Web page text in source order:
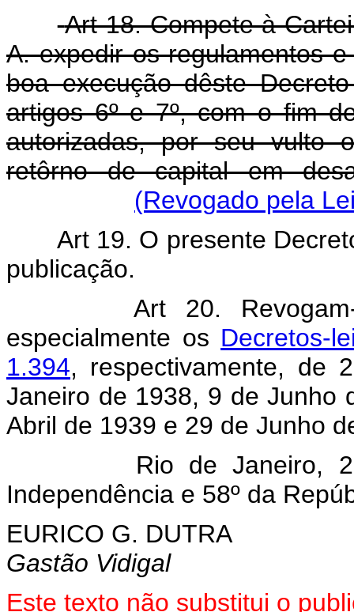
Art 18. Compete à
A. expedir os regulamentos
boa execução dêste
artigos 6º e 7º, com o fim
autorizadas, por seu vulto
retôrno de capital em
(Revogado pela
Art 19. O presente
publicação.
Art 20.
especialmente os Decretos-
1.394, respectivamente, de
Janeiro de 1938, 9 de Junho
Abril de 1939 e 29 de Junho
Rio de Janeiro, 27
Independência e 58º da
EURICO G. DUTRA
Gastão Vidigal
Este texto não substitui o